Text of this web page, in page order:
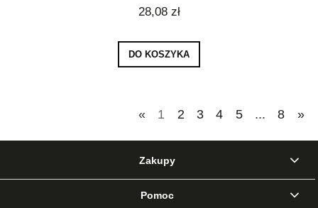
28,08 zł
DO KOSZYKA
« 1 2 3 4 5 ... 8 »
Zakupy
Pomoc